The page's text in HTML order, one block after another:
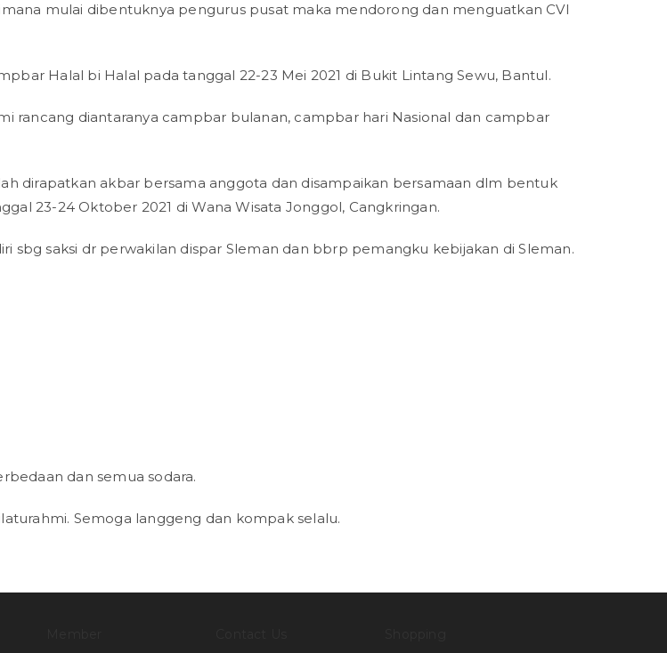
mulai dibentuknya pengurus pusat maka mendorong dan menguatkan CVI
Halal bi Halal pada tanggal 22-23 Mei 2021 di Bukit Lintang Sewu, Bantul.
rancang diantaranya campbar bulanan, campbar hari Nasional dan campbar
dirapatkan akbar bersama anggota dan disampaikan bersamaan dlm bentuk
23-24 Oktober 2021 di Wana Wisata Jonggol, Cangkringan.
sbg saksi dr perwakilan dispar Sleman dan bbrp pemangku kebijakan di Sleman.
dan semua sodara.
Semoga langgeng dan kompak selalu.